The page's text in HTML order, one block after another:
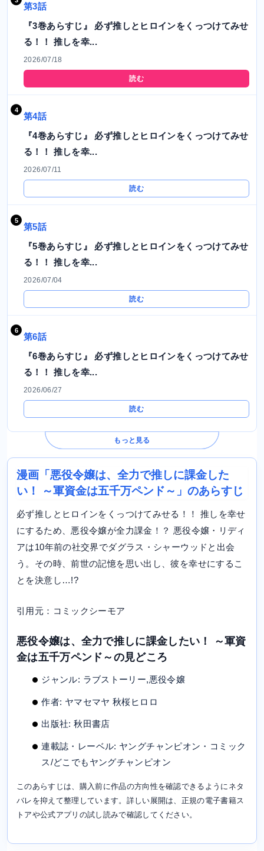
第3話
『3巻あらすじ』 必ず推しとヒロインをくっつけてみせ
る！！ 推しを幸...
2026/07/18
読む
第4話
『4巻あらすじ』 必ず推しとヒロインをくっつけてみせ
る！！ 推しを幸...
2026/07/11
読む
第5話
『5巻あらすじ』 必ず推しとヒロインをくっつけてみせ
る！！ 推しを幸...
2026/07/04
読む
第6話
『6巻あらすじ』 必ず推しとヒロインをくっつけてみせ
る！！ 推しを幸...
2026/06/27
読む
もっと見る
漫画「悪役令嬢は、全力で推しに課金した
い！ ～軍資金は五千万ペンド～」のあらすじ
必ず推しとヒロインをくっつけてみせる！！ 推しを幸せ
にするため、悪役令嬢が全力課金！？ 悪役令嬢・リディ
アは10年前の社交界でダグラス・シャーウッドと出会
う。その時、前世の記憶を思い出し、彼を幸せにするこ
とを決意し…!?
引用元：コミックシーモア
悪役令嬢は、全力で推しに課金したい！ ～軍資
金は五千万ペンド～の見どころ
ジャンル: ラブストーリー,悪役令嬢
作者: ヤマセマヤ 秋桜ヒロロ
出版社: 秋田書店
連載誌・レーベル: ヤングチャンピオン・コミック
ス/どこでもヤングチャンピオン
このあらすじは、購入前に作品の方向性を確認できるようにネタ
バレを抑えて整理しています。詳しい展開は、正規の電子書籍ス
トアや公式アプリの試し読みで確認してください。